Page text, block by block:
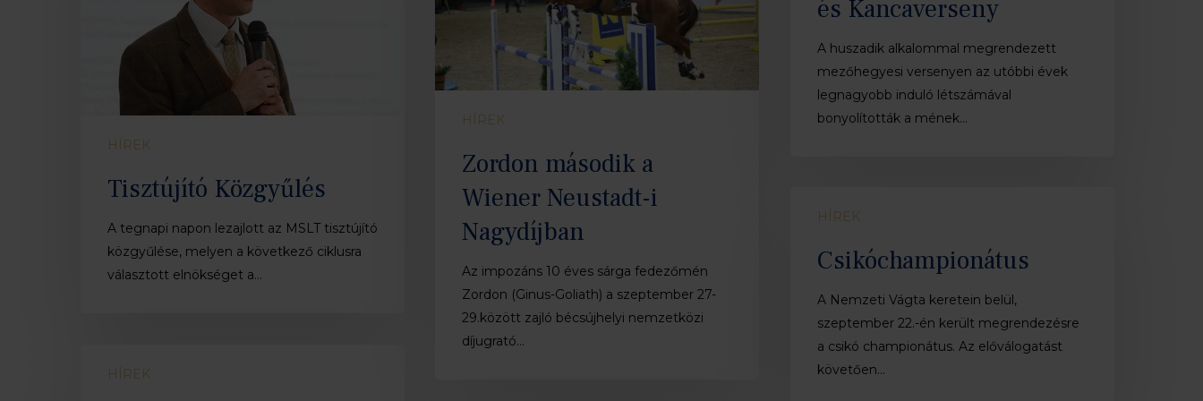
HÍREK
Tisztújító Közgyűlés
A tegnapi napon lezajlott az MSLT tisztújító
közgyűlése, melyen a következő ciklusra
választott elnökséget a…
Neustadt-
Nagydíjban
HÍREK
Zordon második a
Wiener Neustadt-i
Nagydíjban
Az impozáns 10 éves sárga fedezőmén
Zordon (Ginus-Goliath) a szeptember 27-
29.között zajló bécsújhelyi nemzetközi
díjugrató…
Kancaverseny
és Kancaverseny
A huszadik alkalommal megrendezett
mezőhegyesi versenyen az utóbbi évek
legnagyobb induló létszámával
bonyolították a mének…
HÍREK
Csikóchampionátus
A Nemzeti Vágta keretein belül,
szeptember 22.-én került megrendezésre
a csikó championátus. Az előválogatást
követően…
rendelet
HÍREK